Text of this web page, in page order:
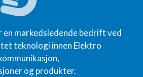
en markedsledende bedrift ved
teknologi innen Elektro
og produkter.